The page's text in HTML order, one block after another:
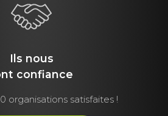
Ils nous
confiance
organisations satisfaites !